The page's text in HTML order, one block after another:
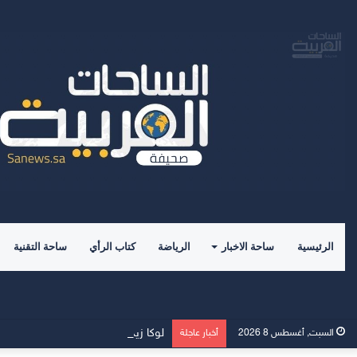
الرئيسية ساحة الاخبار الرياضة كتاب الرأي ساحة التقنية
السبت, أغسطس 8 2026 أخبار عاجلة لوكا زيدان يطوي صفحة غرناطة